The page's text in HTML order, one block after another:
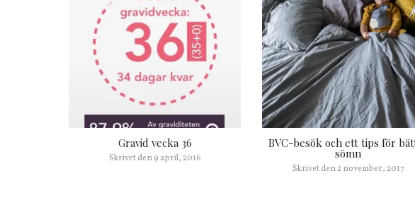
Gravid vecka 36
Skrivet den9 april, 2016
BVC-besök och ett tips för
sömn
Skrivet den2 november, 2017